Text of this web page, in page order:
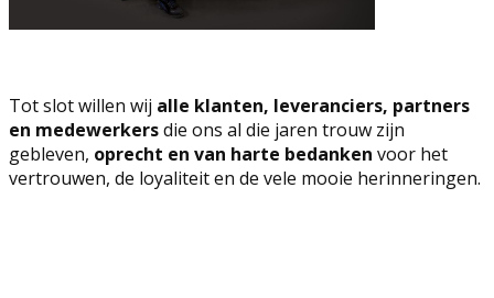
Tot slot willen wij alle klanten, leveranciers, partners
en medewerkersdie ons al die jaren trouw zijn
gebleven, oprecht en van harte bedanken voor het
vertrouwen, de loyaliteit en de vele mooie herinneringen.